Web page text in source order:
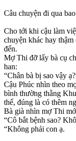
Câu chuyện đi qua
Cho tới khi cậu làm
chuyện khác hay
đến.
Mợ Thi đỡ lấy bà cụ
han:
“Chân bà bị sao vậy
Cậu Phúc nhìn theo
bình thường thằng
thế, đúng là có thêm
Bà già nhìn mợ Thi
“Cô bắt bệnh sao?
“Không phải con ạ.